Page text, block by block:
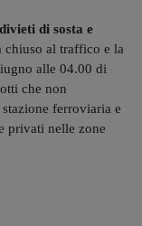
di sosta e
chiuso al traffico e la
alle 04.00 di
che non
ferroviaria e
privati nelle zone